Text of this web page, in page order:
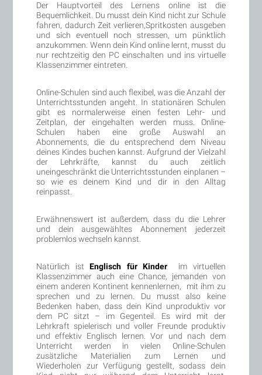
Der Hauptvorteil des Lernens online ist die
Bequemlichkeit. Du musst dein Kind nicht zur Schule
fahren, dadurch Zeit verlieren,Spritkosten ausgeben
und sich eventuell noch stressen, um pünktlich
anzukommen. Wenn dein Kind online lernt, musst du
nur rechtzeitig den PC einschalten und ins virtuelle
Klassenzimmer eintreten.
Online-Schulen sind auch flexibel, was die Anzahl der
Unterrichtsstunden angeht. In stationären Schulen
gibt es normalerweise einen festen Lehr- und
Zeitplan, der eingehalten werden muss. Online-
Schulen haben eine große Auswahl an
Abonnements, die du entsprechend dem Niveau
deines Kindes buchen kannst. Aufgrund der Vielzahl
der Lehrkräfte, kannst du auch zeitlich
uneingeschränkt die Unterrichtsstunden einplanen –
so wie es deinem Kind und dir in den Alltag
reinpasst.
Erwähnenswert ist außerdem, dass du die Lehrer
und dein ausgewähltes Abonnement jederzeit
problemlos wechseln kannst.
Natürlich istEnglisch für Kinder im virtuellen
Klassenzimmer auch eine Chance, jemanden von
einem anderen Kontinent kennenlernen, mit ihm zu
sprechen und zu lernen. Du musst also keine
Bedenken haben, dass dein Kind unproduktiv vor
dem PC sitzt – im Gegenteil. Es wird mit der
Lehrkraft spielerisch und voller Freunde produktiv
und effektiv Englisch lernen. Vor und nach dem
Unterricht werden in vielen Online-Schulen
zusätzliche Materialien zum Lernen und
Wiederholen zur Verfügung gestellt, sodass dein